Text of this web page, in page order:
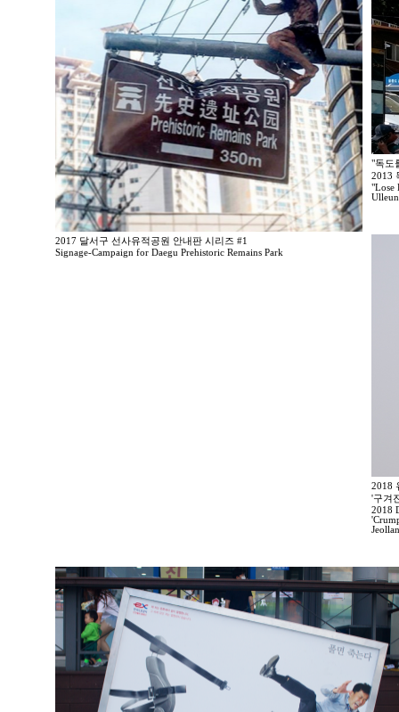
2017 달서구 선사유적공원 안내판 시리즈 #1
Signage-Campaign for Daegu Prehistoric Remains Park
"독도
2013
"Lose
2018
'구겨
2018